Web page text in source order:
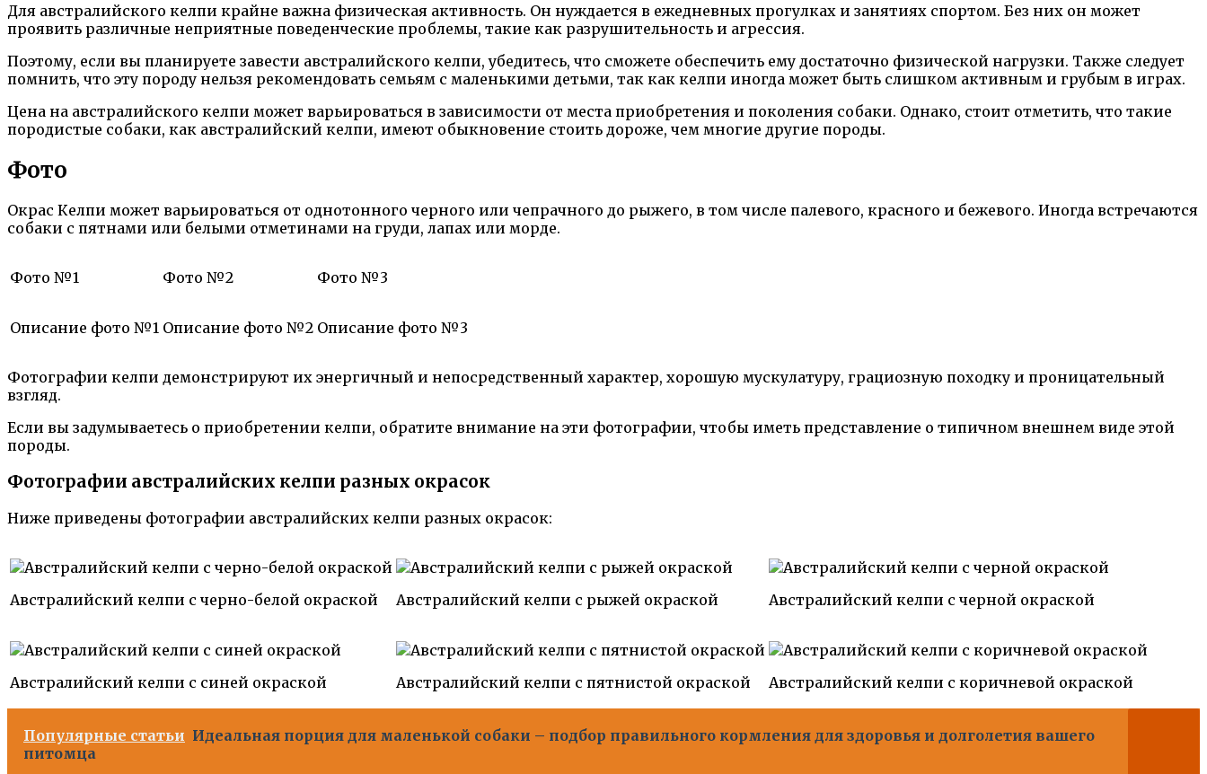
Для австралийского келпи крайне важна физическая активность. Он нуждается в ежедневных прогулках и занятиях спортом. Без них он может
проявить различные неприятные поведенческие проблемы, такие как разрушительность и агрессия.
Поэтому, если вы планируете завести австралийского келпи, убедитесь, что сможете обеспечить ему достаточно физической нагрузки. Также следует
помнить, что эту породу нельзя рекомендовать семьям с маленькими детьми, так как келпи иногда может быть слишком активным и грубым в играх.
Цена на австралийского келпи может варьироваться в зависимости от места приобретения и поколения собаки. Однако, стоит отметить, что такие
породистые собаки, как австралийский келпи, имеют обыкновение стоить дороже, чем многие другие породы.
Фото
Окрас Келпи может варьироваться от однотонного черного или чепрачного до рыжего, в том числе палевого, красного и бежевого. Иногда встречаются
собаки с пятнами или белыми отметинами на груди, лапах или морде.
Фото №1 Фото №2 Фото №3
Описание фото №1 Описание фото №2 Описание фото №3
Фотографии келпи демонстрируют их энергичный и непосредственный характер, хорошую мускулатуру, грациозную походку и проницательный
взгляд.
Если вы задумываетесь о приобретении келпи, обратите внимание на эти фотографии, чтобы иметь представление о типичном внешнем виде этой
породы.
Фотографии австралийских келпи разных окрасок
Ниже приведены фотографии австралийских келпи разных окрасок:
Австралийский келпи с черно-белой окраской Австралийский келпи с рыжей окраской Австралийский келпи с черной окраской
Австралийский келпи с синей окраской Австралийский келпи с пятнистой окраской Австралийский келпи с коричневой окраской
Популярные статьи Идеальная порция для маленькой собаки – подбор правильного кормления для здоровья и долголетия вашего
питомца